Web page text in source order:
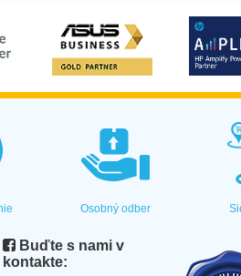
Osobný odber
Buďte s nami v
kontakte: